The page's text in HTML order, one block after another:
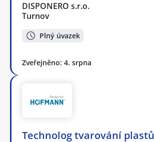
DISPONERO s.r.o.
Turnov
Plný úvazek
Zveřejněno: 4. srpna
Technolog tvarování plastů